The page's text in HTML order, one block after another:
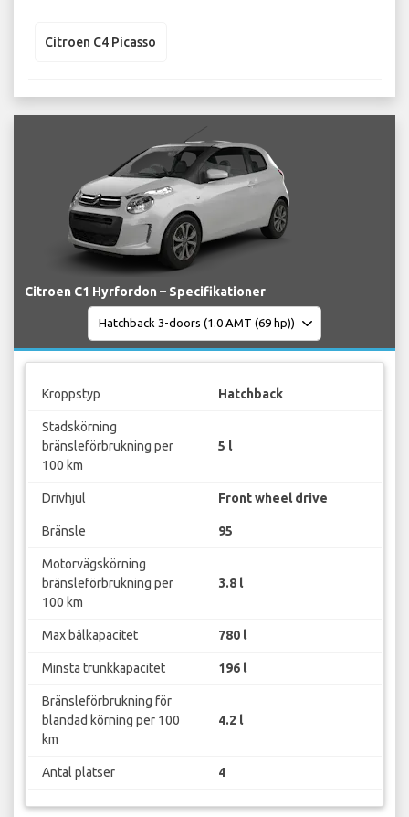
Citroen C4 Picasso
Citroen C1 Hyrfordon – Specifikationer
Kroppstyp Hatchback
Stadskörning
bränsleförbrukning per
100 km
5 l
Drivhjul Front wheel drive
Bränsle 95
Motorvägskörning
bränsleförbrukning per
100 km
3.8 l
Max bålkapacitet 780 l
Minsta trunkkapacitet 196 l
Bränsleförbrukning för
blandad körning per 100
km
4.2 l
Antal platser 4